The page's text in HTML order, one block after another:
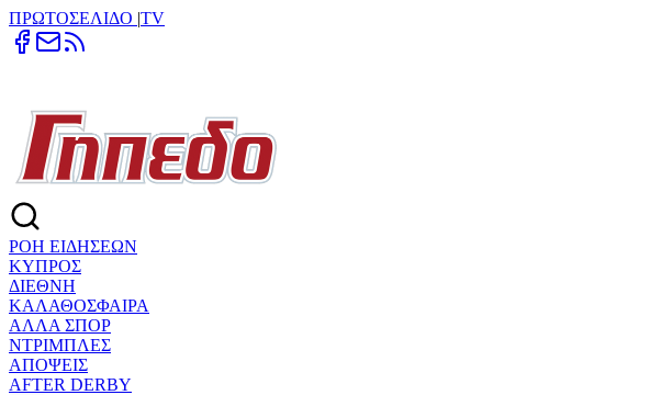
ΠΡΩΤΟΣΕΛΙΔΟ |TV
ΡΟΗ ΕΙΔΗΣΕΩΝ
ΚΥΠΡΟΣ
ΔΙΕΘΝΗ
ΚΑΛΑΘΟΣΦΑΙΡΑ
ΑΛΛΑ ΣΠΟΡ
ΝΤΡΙΜΠΛΕΣ
ΑΠΟΨΕΙΣ
AFTER DERBY